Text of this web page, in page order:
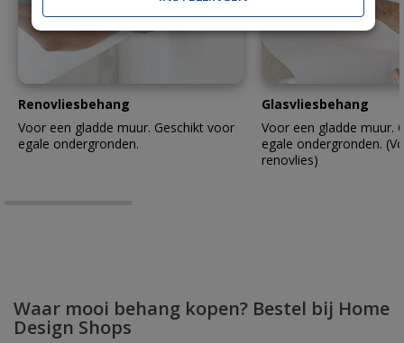
Renovliesbehang
Voor een gladde muur. Geschikt voor
egale ondergronden.
Glasvliesbehang
Voor een gladde muur.
egale ondergronden.
renovlies)
Waar mooi behang kopen? Bestel bij Home
Design Shops